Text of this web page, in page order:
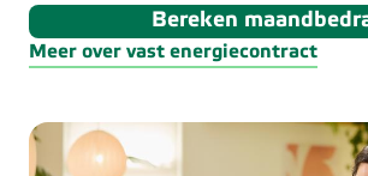
Bereken
Meer over vast energiecontract